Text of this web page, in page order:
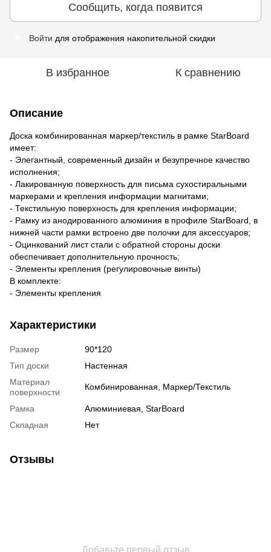
Сообщить, когда появится
Войти для отображения накопительной скидки
В избранное К сравнению
Описание
Доска комбинированная маркер/текстиль в рамке StarBoard
имеет:
- Элегантный, современный дизайн и безупречное качество
исполнения;
- Лакированную поверхность для письма сухостиральными
маркерами и крепления информации магнитами;
- Текстильную поверхность для крепления информации;
- Рамку из анодированного алюминия в профиле StarBoard, в
нижней части рамки встроено две полочки для аксессуаров;
- Оцинкований лист стали с обратной стороны доски
обеспечивает дополнительную прочность;
- Элементы крепления (регулировочные винты)
В комплекте:
- Элементы крепления
Характеристики
Размер
90*120
Тип доски
Настенная
Материал
поверхности
Комбинированная, Маркер/Текстиль
Рамка
Алюминиевая, StarBoard
Складная
Нет
Отзывы
Добавьте первый отзыв